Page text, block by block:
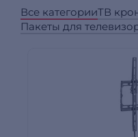
Все категорииТВ
Пакеты для